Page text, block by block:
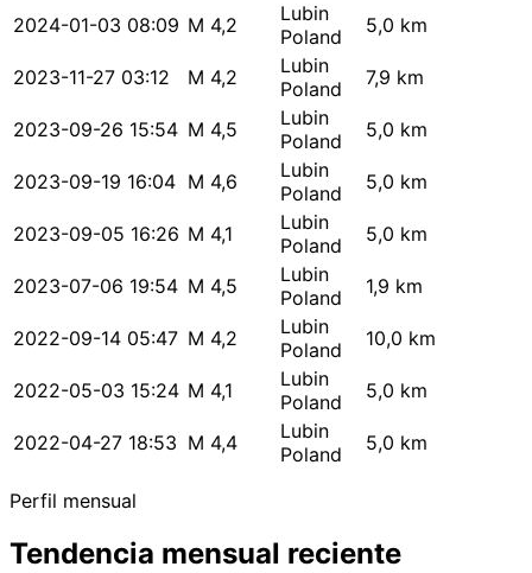
2024-01-03 08:09 M 4,2
Lubin
Poland
5,0 km
2023-11-27 03:12 M 4,2
Lubin
Poland
7,9 km
2023-09-26 15:54 M 4,5
Lubin
Poland
5,0 km
2023-09-19 16:04 M 4,6
Lubin
Poland
5,0 km
2023-09-05 16:26 M 4,1
Lubin
Poland
5,0 km
2023-07-06 19:54 M 4,5
Lubin
Poland
1,9 km
2022-09-14 05:47 M 4,2
Lubin
Poland
10,0 km
2022-05-03 15:24 M 4,1
Lubin
Poland
5,0 km
2022-04-27 18:53 M 4,4
Lubin
Poland
5,0 km
Perfil mensual
Tendencia mensual reciente